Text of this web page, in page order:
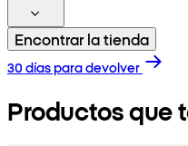
Encontrar la tienda
30 días para devolver
Productos que